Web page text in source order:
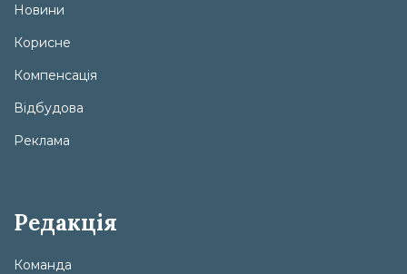
Новини
Корисне
Компенсація
Відбудова
Реклама
Редакція
Команда